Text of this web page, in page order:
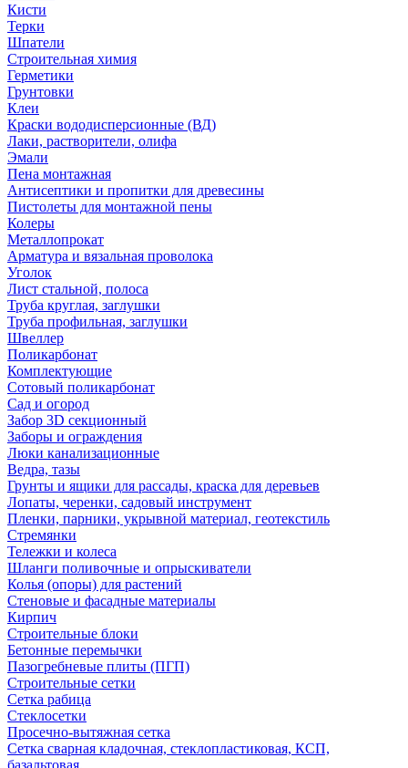
Кисти
Терки
Шпатели
Строительная химия
Герметики
Грунтовки
Клеи
Краски вододисперсионные (ВД)
Лаки, растворители, олифа
Эмали
Пена монтажная
Антисептики и пропитки для древесины
Пистолеты для монтажной пены
Колеры
Металлопрокат
Арматура и вязальная проволока
Уголок
Лист стальной, полоса
Труба круглая, заглушки
Труба профильная, заглушки
Швеллер
Поликарбонат
Комплектующие
Сотовый поликарбонат
Сад и огород
Забор 3D секционный
Заборы и ограждения
Люки канализационные
Ведра, тазы
Грунты и ящики для рассады, краска для деревьев
Лопаты, черенки, садовый инструмент
Пленки, парники, укрывной материал, геотекстиль
Стремянки
Тележки и колеса
Шланги поливочные и опрыскиватели
Колья (опоры) для растений
Стеновые и фасадные материалы
Кирпич
Строительные блоки
Бетонные перемычки
Пазогребневые плиты (ПГП)
Строительные сетки
Сетка рабица
Стеклосетки
Просечно-вытяжная сетка
Сетка сварная кладочная, стеклопластиковая, КСП,
базальтовая.